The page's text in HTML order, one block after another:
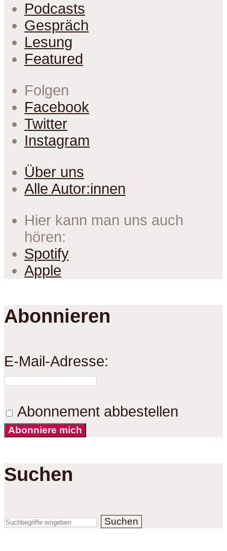
Podcasts
Gespräch
Lesung
Featured
Folgen
Facebook
Twitter
Instagram
Über uns
Alle Autor:innen
Hier kann man uns auch
hören:
Spotify
Apple
Abonnieren
E-Mail-Adresse:
Abonnement abbestellen
Abonniere mich
Suchen
Suchen